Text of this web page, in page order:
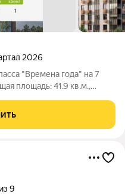
2026
"Времена года" на 7
площадь: 41.9 кв.м.,
класса,
9